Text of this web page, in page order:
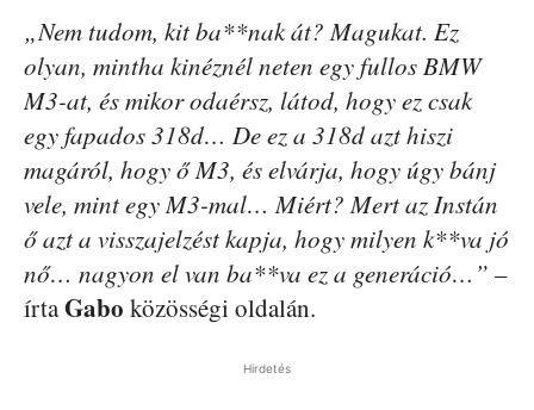
„Nem tudom, kit ba**nak át? Magukat. Ez
olyan, mintha kinéznél neten egy fullos BMW
M3-at, és mikor odaérsz, látod, hogy ez csak
egy fapados 318d… De ez a 318d azt hiszi
magáról, hogy ő M3, és elvárja, hogy úgy bánj
vele, mint egy M3-mal… Miért? Mert az Instán
ő azt a visszajelzést kapja, hogy milyen k**va jó
nő… nagyon el van ba**va ez a generáció…” –
írtaGabo közösségi oldalán.
Hirdetés